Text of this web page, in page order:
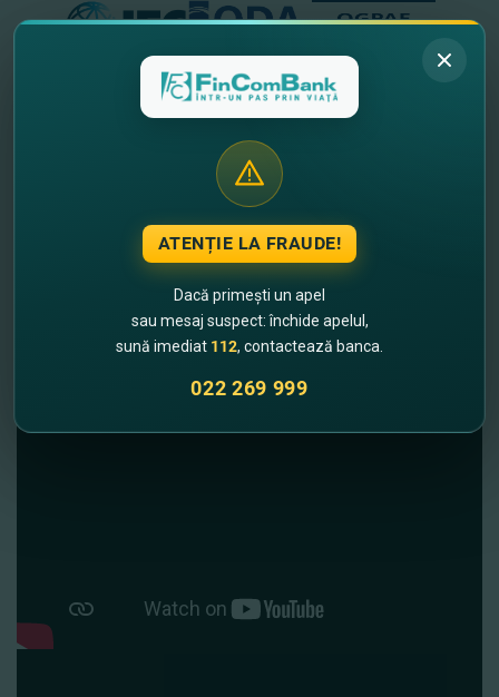
Feedback de la clienții
ATENȚIE LA FRAUDE!
Dacă primești un apel
sau mesaj suspect: închide apelul,
sună imediat 112, contactează banca.
022 269 999